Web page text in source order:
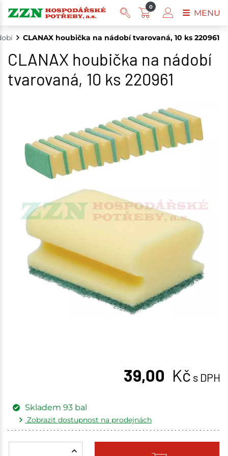
CLANAX houbička na nádobí tvarovaná, 10 ks 220961
CLANAX houbička na nádobí
tvarovaná, 10 ks 220961
39,00 Kč s DPH
Skladem 93 bal
Zobrazit dostupnost na prodejnách
0
MENU